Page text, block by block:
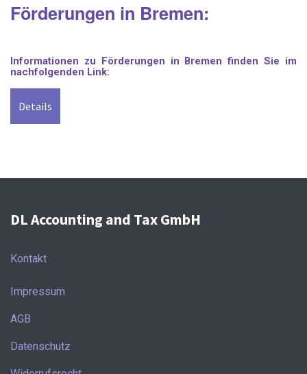
Förderungen in Bremen:
Informationen zu Förderungen in Bremen finden Sie im
nachfolgenden Link:
Details
DL Accounting and Tax GmbH
Kontakt
Impressum
AGB
Datenschutz